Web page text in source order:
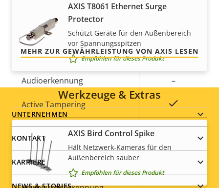
Integriertes Mikrofon
Systemintegration
Eigentumsbeschreibung Eigentumswert
Audioerkennung –
Active Tampering
Alarmeingänge/-ausgänge 0/0
ONVIF-Profil G
Videobasierte
AXIS T8061 Ethernet Surge
Protector
Schützt Geräte für den Außenbereich
vor Spannungsspitzen
Empfohlen für dieses Produkt
Werkzeuge & Extras
AXIS Bird Control Spike
Hält Netzwerk-Kameras für den
Außenbereich sauber
Empfohlen für dieses Produkt
störungsfreien Betrieb und Kontrolle über Ihre
Kosten.
MEHR ZUR GEWÄHRLEISTUNG VON AXIS LESEN
Footer
menu
UNTERNEHMEN
KONTAKT
KARRIERE
NEWS & STORIES